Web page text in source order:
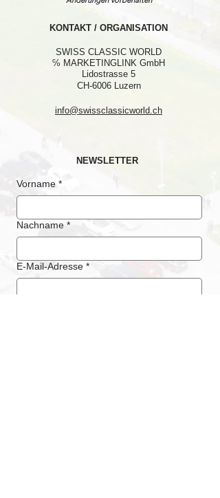
KONTAKT / ORGANISATION
SWISS CLASSIC WORLD
℅ MARKETINGLINK GmbH
Lidostrasse 5
CH-6006 Luzern
info@swissclassicworld.ch
NEWSLETTER
Vorname *
Nachname *
E-Mail-Adresse *